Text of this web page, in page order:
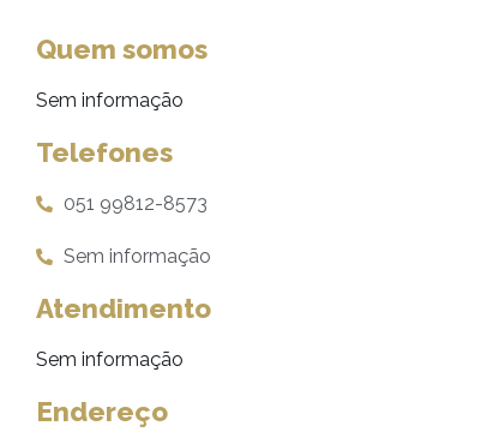
Quem somos
Sem informação
Telefones
051 99812-8573
Sem informação
Atendimento
Sem informação
Endereço